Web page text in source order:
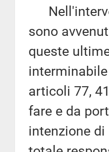
sono
queste
articoli 77,
fare e da
intenzione